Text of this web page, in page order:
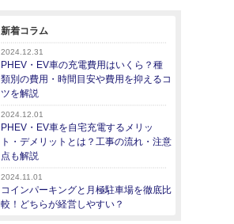
新着コラム
2024.12.31
PHEV・EV車の充電費用はいくら？種
類別の費用・時間目安や費用を抑えるコ
ツを解説
2024.12.01
PHEV・EV車を自宅充電するメリッ
ト・デメリットとは？工事の流れ・注意
点も解説
2024.11.01
コインパーキングと月極駐車場を徹底比
較！どちらが経営しやすい？